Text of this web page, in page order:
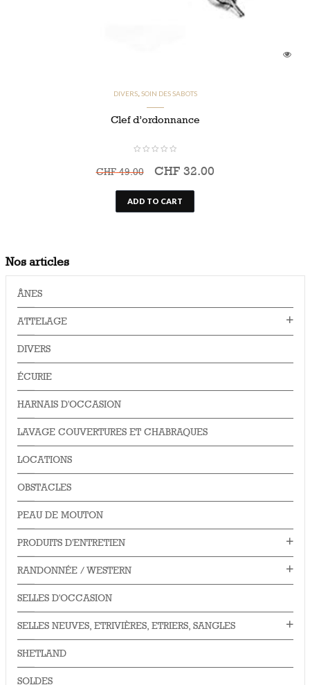
DIVERS,SOIN DES SABOTS
Clef d’ordonnance
CHF49.00 CHF32.00
ADD TO CART
Nos articles
ÂNES
ATTELAGE
DIVERS
ÉCURIE
HARNAIS D'OCCASION
LAVAGE COUVERTURES ET CHABRAQUES
LOCATIONS
OBSTACLES
PEAU DE MOUTON
PRODUITS D'ENTRETIEN
RANDONNÉE / WESTERN
SELLES D'OCCASION
SELLES NEUVES, ETRIVIÈRES, ETRIERS, SANGLES
SHETLAND
SOLDES